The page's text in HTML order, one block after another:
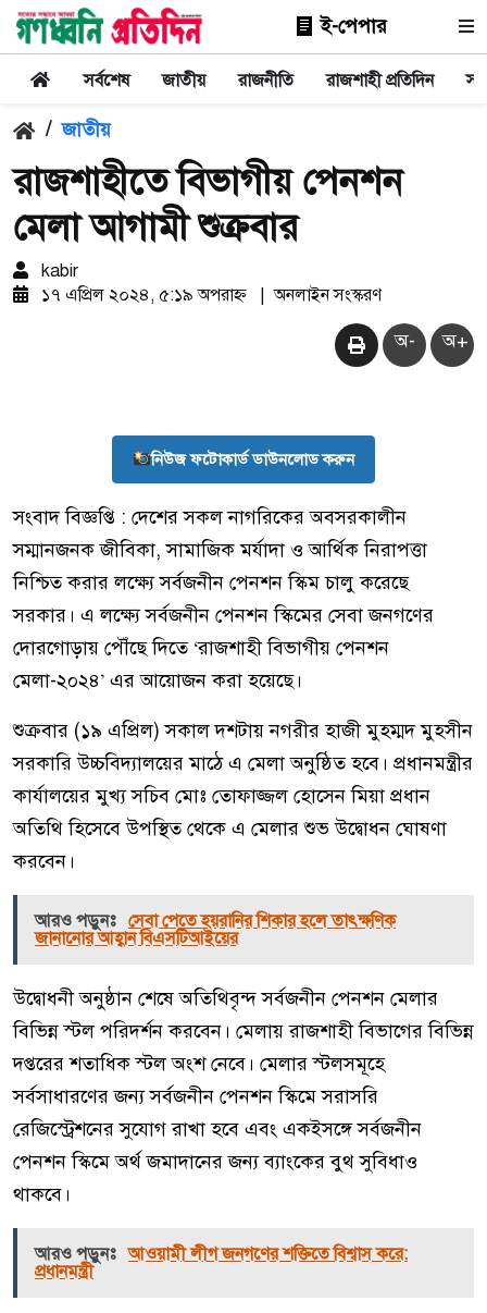
ই-পেপার
সর্বশেষ জাতীয় রাজনীতি রাজশাহী প্রতিদিন
/ জাতীয়
রাজশাহীতে বিভাগীয় পেনশন
মেলা আগামী শুক্রবার
kabir
১৭ এপ্রিল ২০২৪, ৫:১৯ অপরাহ্ন
| অনলাইন সংস্করণ
অ- অ+
নিউজ ফটোকার্ড ডাউনলোড করুন
সংবাদ বিজ্ঞপ্তি : দেশের সকল নাগরিকের অবসরকালীন
সম্মানজনক জীবিকা, সামাজিক মর্যাদা ও আর্থিক নিরাপত্তা
নিশ্চিত করার লক্ষ্যে সর্বজনীন পেনশন স্কিম চালু করেছে
সরকার। এ লক্ষ্যে সর্বজনীন পেনশন স্কিমের সেবা জনগণের
দোরগোড়ায় পৌঁছে দিতে ‘রাজশাহী বিভাগীয় পেনশন
মেলা-২০২৪’ এর আয়োজন করা হয়েছে।
শুক্রবার (১৯ এপ্রিল) সকাল দশটায় নগরীর হাজী মুহম্মদ মুহসীন
সরকারি উচ্চবিদ্যালয়ের মাঠে এ মেলা অনুষ্ঠিত হবে। প্রধানমন্ত্রীর
কার্যালয়ের মুখ্য সচিব মোঃ তোফাজ্জল হোসেন মিয়া প্রধান
অতিথি হিসেবে উপস্থিত থেকে এ মেলার শুভ উদ্বোধন ঘোষণা
করবেন।
আরও পড়ুনঃ সেবা পেতে হয়রানির শিকার হলে তাৎক্ষণিক
জানানোর আহ্বান বিএসটিআইয়ের
উদ্বোধনী অনুষ্ঠান শেষে অতিথিবৃন্দ সর্বজনীন পেনশন মেলার
বিভিন্ন স্টল পরিদর্শন করবেন। মেলায় রাজশাহী বিভাগের বিভিন্ন
দপ্তরের শতাধিক স্টল অংশ নেবে। মেলার স্টলসমূহে
সর্বসাধারণের জন্য সর্বজনীন পেনশন স্কিমে সরাসরি
রেজিস্ট্রেশনের সুযোগ রাখা হবে এবং একইসঙ্গে সর্বজনীন
পেনশন স্কিমে অর্থ জমাদানের জন্য ব্যাংকের বুথ সুবিধাও
থাকবে।
আরও পড়ুনঃ আওয়ামী লীগ জনগণের শক্তিতে বিশ্বাস করে:
প্রধানমন্ত্রী